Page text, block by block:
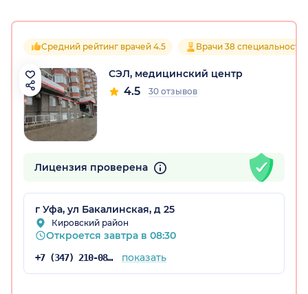
Средний рейтинг врачей 4.5 Врачи 38
СЭЛ, медицинский центр
4.5 30 отзывов
Лицензия проверена
г Уфа, ул Бакалинская, д 25
Кировский район
Откроется завтра в 08:30
+7 (347) 210-08-43 показать